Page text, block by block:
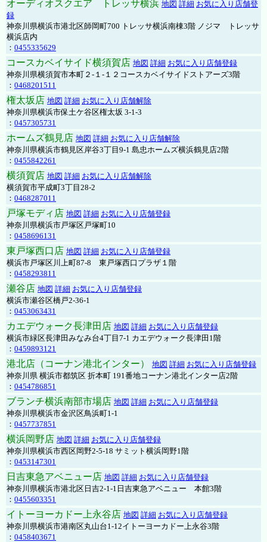
オーディオスクエア トレッサ横浜 地図 詳細 お気に入り店舗登
録
神奈川県横浜市港北区師岡町700 トレッサ横浜南棟3階 ノジマ トレッサ
横浜店内
： 0455335629
コースカベイサイド横須賀店 地図 詳細 お気に入り店舗登録
神奈川県横須賀市本町２-１-１２コースカベイサイドストアーズ3階
： 0468201511
権太坂店 地図 詳細 お気に入り店舗解除
神奈川県横浜市保土ケ谷区権太坂 3-1-3
： 0457305731
ホームズ鶴見店 地図 詳細 お気に入り店舗解除
神奈川県横浜市鶴見区岸谷3丁目9-1 島忠ホームズ横浜鶴見店2階
： 0455842261
横須賀店 地図 詳細 お気に入り店舗解除
横須賀市平成町3丁目28-2
： 0468287011
戸塚モディ店 地図 詳細 お気に入り店舗登録
神奈川県横浜市戸塚区戸塚町10
： 0458696131
東戸塚西口店 地図 詳細 お気に入り店舗登録
横浜市戸塚区川上町87-8 東戸塚西口プラザ１階
： 0458293811
瀬谷店 地図 詳細 お気に入り店舗登録
横浜市瀬谷区橋戸2-36-1
： 0453063431
カエデウォーク長津田店 地図 詳細 お気に入り店舗登録
横浜市緑区長津田みなみ台4丁目7-1 カエデウォーク長津田1階
： 0459893121
港北店（コーナン港北インター） 地図 詳細 お気に入り店舗登録
神奈川県 横浜市都筑区 折本町 191番地コーナン港北インター店2階
： 0454786851
ブランチ横浜南部市場店 地図 詳細 お気に入り店舗登録
神奈川県横浜市金沢区鳥浜町1-1
： 0457737851
横浜岡野店 地図 詳細 お気に入り店舗登録
神奈川県横浜市西区岡野2-5-18 サミット横浜岡野1階
： 0453147301
日吉東急アベニュー店 地図 詳細 お気に入り店舗登録
神奈川県横浜市港北区日吉2-1-1日吉東急アベニュー 本館3階
： 0455603351
イトーヨーカドー上永谷店 地図 詳細 お気に入り店舗登録
神奈川県横浜市港南区丸山台1-12イトーヨーカドー上永谷3階
： 0458403671